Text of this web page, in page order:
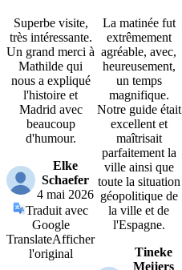
Superbe visite,
très intéressante.
Un grand merci à
Mathilde qui
nous a expliqué
l'histoire et
Madrid avec
beaucoup
d'humour.
Elke
Schaefer
4 mai 2026
Traduit avec
Google
TranslateAfficher
l'original
La matinée fut
extrêmement
agréable, avec,
heureusement,
un temps
magnifique.
Notre guide était
excellent et
maîtrisait
parfaitement la
ville ainsi que
toute la situation
géopolitique de
la ville et de
l'Espagne.
Tineke
Meijers